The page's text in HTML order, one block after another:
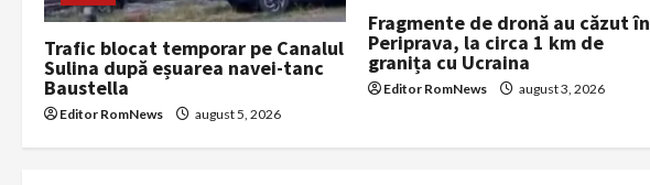
t
i
o
n
Trafic blocat temporar pe Canalul
Sulina după eșuarea navei-tanc
Baustella
Editor RomNews august 5, 2026
Fragmente de dronă au căzut în
Periprava, la circa 1 km de
granița cu Ucraina
Editor RomNews august 3, 2026